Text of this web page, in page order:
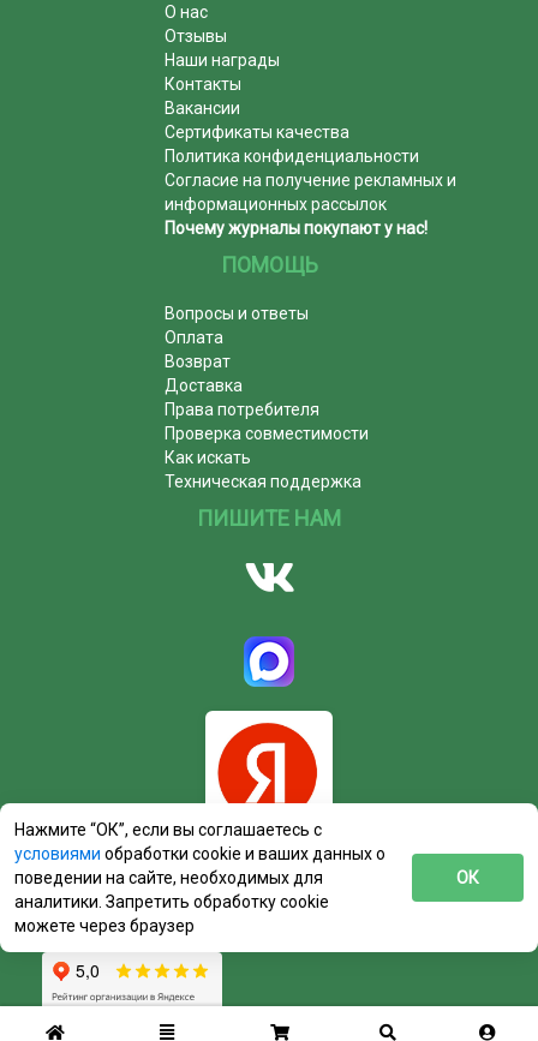
О нас
Отзывы
Наши награды
Контакты
Вакансии
Сертификаты качества
Политика конфиденциальности
Согласие на получение рекламных и
информационных рассылок
Почему журналы покупают у нас!
ПОМОЩЬ
Вопросы и ответы
Оплата
Возврат
Доставка
Права потребителя
Проверка совместимости
Как искать
Техническая поддержка
ПИШИТЕ НАМ
Нажмите “ОК”, если вы соглашаетесь с
условиями обработки cookie и ваших данных о
поведении на сайте, необходимых для
аналитики. Запретить обработку cookie
можете через браузер
ОК